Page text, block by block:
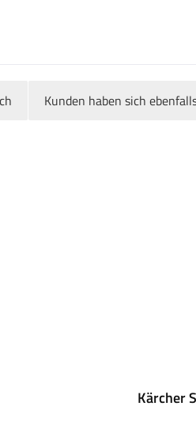
Kunden haben sich
Kärcher